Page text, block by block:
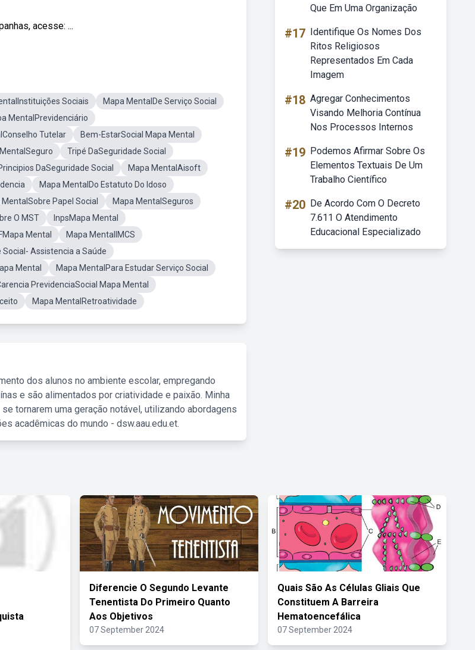
acesse: ...
Sociais
Mapa MentalDe Serviço Social
MentalPrevidenciário
Tutelar
Bem-EstarSocial Mapa Mental
Tripé DaSeguridade Social
DaSeguridade Social
Mapa MentalAisoft
Mapa MentalDo Estatuto Do Idoso
MentalSobre Papel Social
Mapa MentalSeguros
O MST
InpsMapa Mental
Mental
Mapa MentalIMCS
Social- Assistencia a Saúde
Mental
Mapa MentalPara Estudar Serviço Social
PrevidenciaSocial Mapa Mental
Mapa MentalRetroatividade
dos alunos no ambiente escolar, empregando
e são alimentados por criatividade e paixão. Minha
tornarem uma geração notável, utilizando abordagens
acadêmicas do mundo - dsw.aau.edu.et.
Que Em Uma Organização
#17 Identifique Os Nomes Dos
Ritos Religiosos
Representados Em Cada
Imagem
#18 Agregar Conhecimentos
Visando Melhoria Contínua
Nos Processos Internos
#19 Podemos Afirmar Sobre Os
Elementos Textuais De Um
Trabalho Científico
#20 De Acordo Com O Decreto
7.611 O Atendimento
Educacional Especializado
Diferencie O Segundo Levante
Tenentista Do Primeiro Quanto
Aos Objetivos
07 September 2024
Quais São As Células Gliais Que
Constituem A Barreira
Hematoencefálica
07 September 2024